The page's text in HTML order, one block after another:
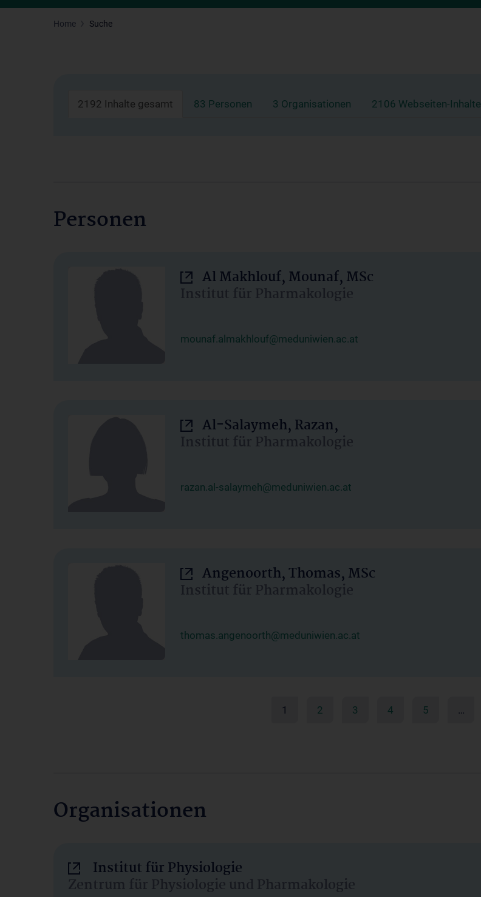
Home Suche
2192 Inhalte gesamt 83 Personen 3 Organisationen 2106 Webseiten-Inhalte
Personen
Al Makhlouf, Mounaf, MSc
Institut für Pharmakologie
mounaf.almakhlouf@meduniwien.ac.at
Al-Salaymeh, Razan,
Institut für Pharmakologie
razan.al-salaymeh@meduniwien.ac.at
Angenoorth, Thomas, MSc
Institut für Pharmakologie
thomas.angenoorth@meduniwien.ac.at
1 2 3 4 5 …
Organisationen
Institut für Physiologie
Zentrum für Physiologie und Pharmakologie